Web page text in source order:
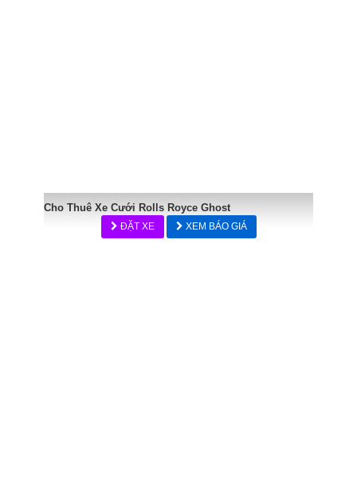
Cho Thuê Xe Cưới Rolls Royce Ghost
ĐẶT XE XEM BÁO GIÁ